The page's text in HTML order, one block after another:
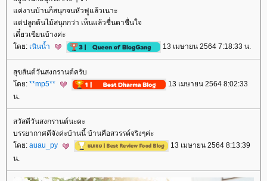
ค่งานบ้านก็สนุกจนหัวฟูแล้วเนาะ
ต่ปลูกต้นไม้สนุกกว่า เห็นแล้วชื่นตาชื่นใจ
เดี๋ยวเขียนบ้างค่ะ
ดย: เนินน้ำ 13 เมษายน 2564 7:18:33 น.
สุขสันต์วันสงกรานต์ครับ
ดย: **mp5**
13 เมษายน 2564 8:02:33
น.
สวัสดีวันสงกรานต์นะคะ
บรรยากาศดีจังค่ะบ้านนี้ บ้านคือสวรรค์จริงๆค่ะ
ดย: auau_py
13 เมษายน 2564 8:13:39
น.